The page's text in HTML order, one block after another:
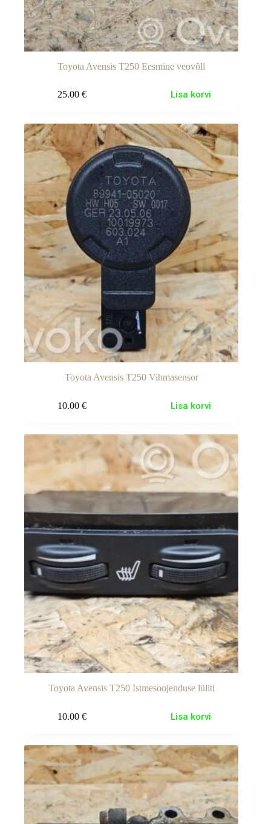
Toyota Avensis T250 Eesmine veovõll
25.00 € Lisa korvi
Toyota Avensis T250 Vihmasensor
10.00 € Lisa korvi
Toyota Avensis T250 Istmesoojenduse lüliti
10.00 € Lisa korvi